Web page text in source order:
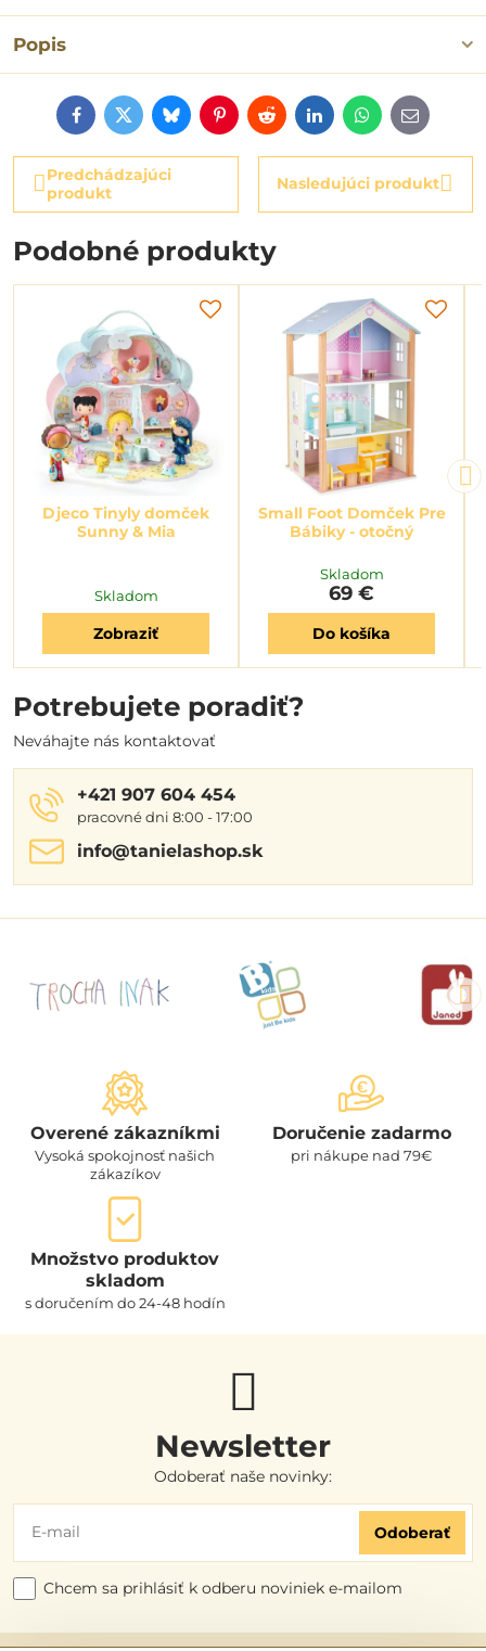
Popis
FacebookTwitterBlueskyPinterestRedditLinkedInWhatsApp
E-
mail
Predchádzajúci
produkt
Nasledujúci produkt
Podobné produkty
Djeco Tinyly domček
Sunny & Mia
Skladom
Zobraziť
Small Foot Domček Pre
Bábiky - otočný
Skladom
69 €
Do košíka
Potrebujete poradiť?
Neváhajte nás kontaktovať
+421 907 604 454
pracovné dni 8:00 - 17:00
info​@tanielashop​.sk
Overené zákazníkmi
Vysoká spokojnosť našich
zákazíkov
Doručenie zadarmo
pri nákupe nad 79€
Množstvo produktov
skladom
s doručením do 24-48 hodín
Newsletter
Odoberať naše novinky:
Odoberať
Chcem sa prihlásiť k odberu noviniek e-mailom